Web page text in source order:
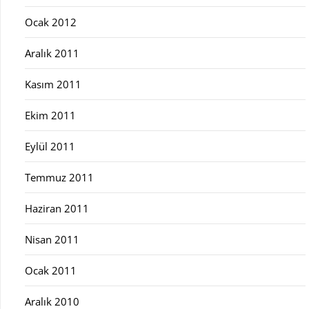
Ocak 2012
Aralık 2011
Kasım 2011
Ekim 2011
Eylül 2011
Temmuz 2011
Haziran 2011
Nisan 2011
Ocak 2011
Aralık 2010